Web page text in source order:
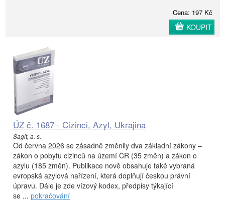
Cena: 197 Kč
KOUPIT
ÚZ č. 1687 - Cizinci, Azyl, Ukrajina
Sagit, a. s.
Od června 2026 se zásadně změnily dva základní zákony –
zákon o pobytu cizinců na území ČR (35 změn) a zákon o
azylu (185 změn). Publikace nově obsahuje také vybraná
evropská azylová nařízení, která doplňují českou právní
úpravu. Dále je zde vízový kodex, předpisy týkající
se ... pokračování